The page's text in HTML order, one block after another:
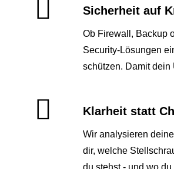
Sicherheit auf
Ob Firewall, Backup
Security-Lösungen
schützen. Damit dein
Klarheit statt
Wir analysieren
dir, welche
du stehst - und wo du